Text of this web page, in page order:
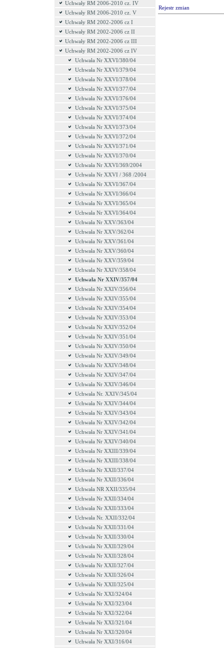
Uchwały RM 2006-2010 cz. IV
Uchwały RM 2006-2010 cz. V
Uchwały RM 2002-2006 cz I
Uchwały RM 2002-2006 cz II
Uchwały RM 2002-2006 cz III
Uchwały RM 2002-2006 cz IV
Uchwała Nr XXVI/380/04
Uchwała Nr XXVI/379/04
Uchwała Nr XXVI/378/04
Uchwała Nr XXVI/377/04
Uchwała Nr XXVI/376/04
Uchwała Nr XXVI/375/04
Uchwała Nr XXVI/374/04
Uchwała Nr XXVI/373/04
Uchwała Nr XXVI/372/04
Uchwała Nr XXVI/371/04
Uchwała Nr XXVI/370/04
Uchwała Nr XXVI/369/2004
Uchwała Nr XXVI / 368 /2004
Uchwała Nr XXVI/367/04
Uchwała Nr XXVI/366/04
Uchwała Nr XXVI/365/04
Uchwała Nr XXVI/364/04
Uchwała Nr XXV/363/04
Uchwała Nr XXV/362/04
Uchwała Nr XXV/361/04
Uchwała Nr XXV/360/04
Uchwała Nr XXV/359/04
Uchwała Nr XXIV/358/04
Uchwała Nr XXIV/357/04
Uchwała Nr XXIV/356/04
Uchwała Nr XXIV/355/04
Uchwała Nr XXIV/354/04
Uchwała Nr XXIV/353/04
Uchwała Nr XXIV/352/04
Uchwała Nr XXIV/351/04
Uchwała Nr XXIV/350/04
Uchwała Nr XXIV/349/04
Uchwała Nr XXIV/348/04
Uchwała Nr XXIV/347/04
Uchwała Nr XXIV/346/04
Uchwała Nr. XXIV/345/04
Uchwała Nr XXIV/344/04
Uchwała Nr XXIV/343/04
Uchwała Nr XXIV/342/04
Uchwała Nr XXIV/341/04
Uchwała Nr XXIV/340/04
Uchwała Nr XXIII/339/04
Uchwała Nr XXIII/338/04
Uchwała Nr XXII/337/04
Uchwała Nr XXII/336/04
Uchwała NR XXII/335/04
Uchwała Nr XXII/334/04
Uchwała Nr XXII/333/04
Uchwała Nr. XXII/332/04
Uchwała Nr XXII/331/04
Uchwała Nr XXII/330/04
Uchwała Nr XXII/329/04
Uchwała Nr XXII/328/04
Uchwała Nr XXII/327/04
Uchwała Nr XXII/326/04
Uchwała Nr XXII/325/04
Uchwała Nr XXI/324/04
Uchwała Nr XXI/323/04
Uchwała Nr XXI/322/04
Uchwała Nr XXI/321/04
Uchwała Nr XXI/320/04
Uchwała Nr XXI/316/04
Rejestr zmian